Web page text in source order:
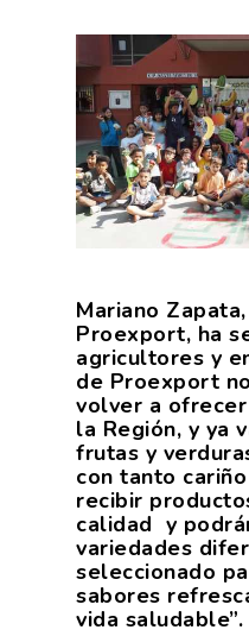
Mariano
Proexport, ha
agricultores y
de Proexport
volver a
la Región, y ya
frutas y
con tanto
recibir
calidad y
variedades
seleccionado
sabores
vida saludable”.